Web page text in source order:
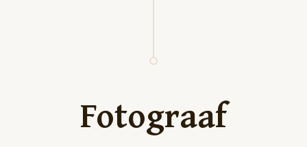
Fotograaf